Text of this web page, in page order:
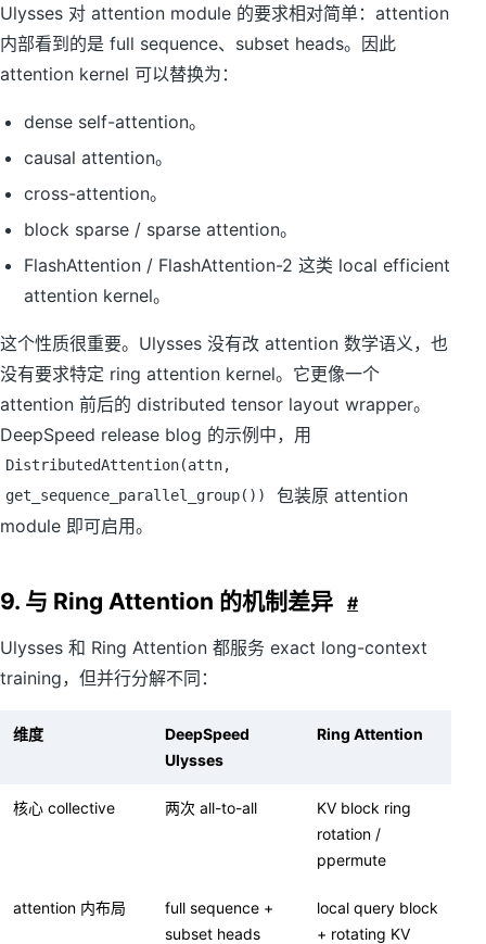
Ulysses 对 attention module 的要求相对简单：attention
内部看到的是 full sequence、subset heads。因此
attention kernel 可以替换为：
dense self-attention。
causal attention。
cross-attention。
block sparse / sparse attention。
FlashAttention / FlashAttention-2 这类 local efficient
attention kernel。
这个性质很重要。Ulysses 没有改 attention 数学语义，也
没有要求特定 ring attention kernel。它更像一个
attention 前后的 distributed tensor layout wrapper。
DeepSpeed release blog 的示例中，用
DistributedAttention(attn,
get_sequence_parallel_group())
包装原 attention
module 即可启用。
9. 与 Ring Attention 的机制差异 #
Ulysses 和 Ring Attention 都服务 exact long-context
training，但并行分解不同：
维度
DeepSpeed
Ulysses
Ring Attention
核心 collective 两次 all-to-all
KV block ring
rotation /
ppermute
attention 内布局
full sequence +
subset heads
local query block
+ rotating KV